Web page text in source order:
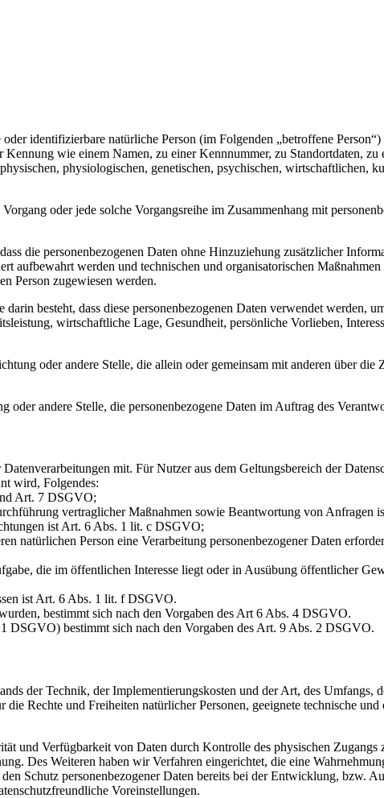
identifizierbare natürliche Person (im Folgenden „betroffene
wie einem Namen, zu einer Kennnummer, zu Standortdaten,
physiologischen, genetischen, psychischen, wirtschaftlichen,
oder jede solche Vorgangsreihe im Zusammenhang mit
die personenbezogenen Daten ohne Hinzuziehung zusätzlicher
aufbewahrt werden und technischen und organisatorischen
Person zugewiesen werden.
besteht, dass diese personenbezogenen Daten verwendet werden,
wirtschaftliche Lage, Gesundheit, persönliche Vorlieben,
oder andere Stelle, die allein oder gemeinsam mit anderen über
oder andere Stelle, die personenbezogene Daten im Auftrag des
mit. Für Nutzer aus dem Geltungsbereich der
wird, Folgendes:
Art. 7 DSGVO;
vertraglicher Maßnahmen sowie Beantwortung von Anfragen
ist Art. 6 Abs. 1 lit. c DSGVO;
natürlichen Person eine Verarbeitung personenbezogener Daten
die im öffentlichen Interesse liegt oder in Ausübung öffentlicher
ist Art. 6 Abs. 1 lit. f DSGVO.
bestimmt sich nach den Vorgaben des Art 6 Abs. 4 DSGVO.
DSGVO) bestimmt sich nach den Vorgaben des Art. 9 Abs. 2 DSGVO.
der Technik, der Implementierungskosten und der Art, des Umfangs,
Rechte und Freiheiten natürlicher Personen, geeignete technische
und Verfügbarkeit von Daten durch Kontrolle des physischen Zugangs
Des Weiteren haben wir Verfahren eingerichtet, die eine
Schutz personenbezogener Daten bereits bei der Entwicklung, bzw.
Voreinstellungen.